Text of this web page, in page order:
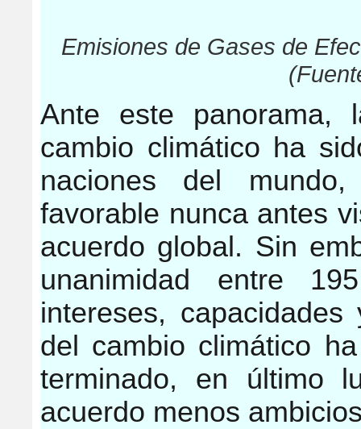
Emisiones de Gases de
Ante este panorama,
cambio climático ha
naciones del
favorable nunca antes
acuerdo global. Sin
unanimidad entre
intereses,
del cambio climático
terminado, en último
acuerdo menos